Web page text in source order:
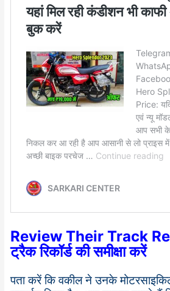
Review Their Track
ट्रैक रिकॉर्ड की समीक्षा करें
पता करें कि वकील ने उनके